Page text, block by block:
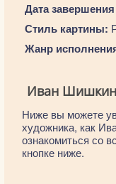
Дата
Стиль картины:
Жанр
Иван
Ниже вы можете
художника, как
ознакомиться со
кнопке ниже.